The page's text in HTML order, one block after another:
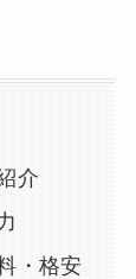
介
・格安